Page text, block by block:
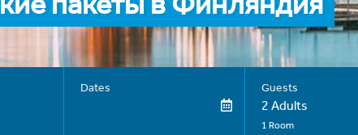
Dates Guests
2 Adults
1 Room